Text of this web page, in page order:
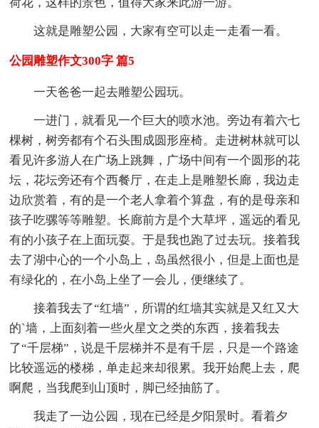
这就是雕塑公园，大家有空可以走一走看一看。
公园雕塑作文300字 篇5
一天爸爸一起去雕塑公园玩。
一进门，就看见一个巨大的喷水池。旁边有着六七
棵树，树旁都有个石头围成圆形座椅。走进树林就可以
看见许多游人在广场上跳舞，广场中间有一个圆形的花
坛，花坛旁还有个西餐厅，在走上是雕塑长廊，我边走
边欣赏着，有的是一个老人拿着个算盘，有的是母亲和
孩子吃骡等等雕塑。长廊前方是个大草坪，遥远的看见
有的小孩子在上面玩耍。于是我也跑了过去玩。接着我
去了湖中心的一个小岛上，岛虽然很小，但是上面也是
有绿化的，在小岛上坐了一会儿，便继续了。
接着我去了“红墙”，所谓的红墙其实就是又红又大
的`墙，上面刻着一些火星文之类的东西，接着我去
了“千层梯”，说是千层梯并不是有千层，只是一个路途
比较遥远的楼梯，单走起来却很累。我开始爬上去，爬
啊爬，当我爬到山顶时，脚已经抽筋了。
我走了一边公园，现在已经是夕阳景时。看着夕